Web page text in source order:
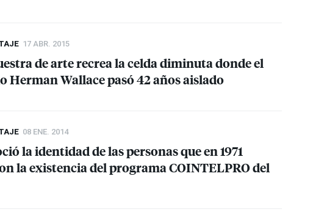
17 ABR. 2015
de arte recrea la celda diminuta donde el
Herman Wallace pasó 42 años aislado
08 ENE. 2014
la identidad de las personas que en 1971
la existencia del programaCOINTELPROdel